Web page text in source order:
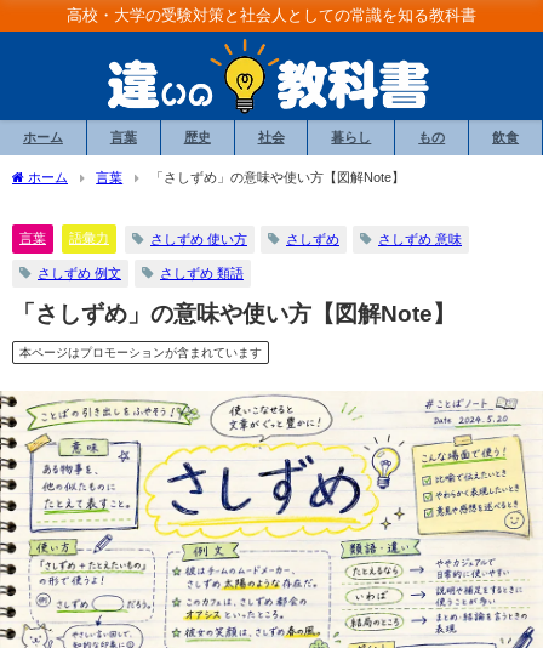
高校・大学の受験対策と社会人としての常識を知る教科書
ホーム 言葉 歴史 社会 暮らし もの 飲食
ホーム 言葉 「さしずめ」の意味や使い方【図解Note】
言葉 語彙力 さしずめ 使い方 さしずめ さしずめ 意味
さしずめ 例文 さしずめ 類語
「さしずめ」の意味や使い方【図解Note】
本ページはプロモーションが含まれています